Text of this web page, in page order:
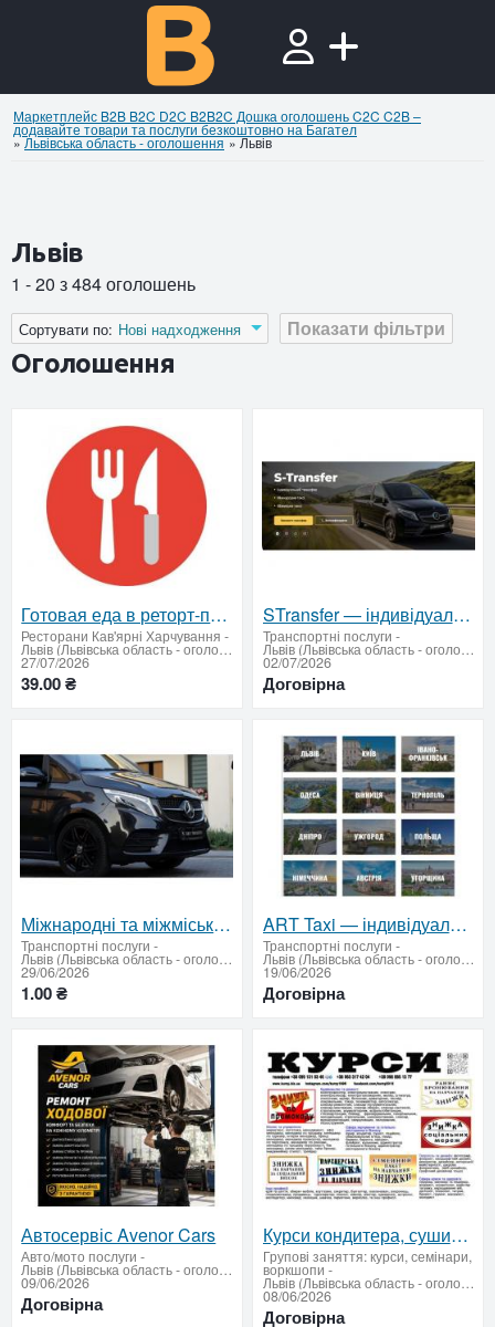
Маркетплейс B2B B2C D2C B2B2C Дошка оголошень C2C C2B –
додавайте товари та послуги безкоштовно на Багател
»Львівська область - оголошення »Львів
Львів
1 - 20 з 484 оголошень
Показати фільтри
Сортувати по: Нові надходження
Оголошення
Готовая еда в реторт-пакетах, от 39 грн.
Ресторани Кав'ярні Харчування -
Львів (Львівська область - оголошення)
27/07/2026
39.00 ₴
STransfer — індивідуальні трансфери по Україні, Європі та Молдові
Транспортні послуги -
Львів (Львівська область - оголошення)
02/07/2026
Договірна
Міжнародні та міжміські трансфери по Україні та Європі
Транспортні послуги -
Львів (Львівська область - оголошення)
29/06/2026
1.00 ₴
ART Taxi — індивідуальні трансфери по Україні та Європі
Транспортні послуги -
Львів (Львівська область - оголошення)
19/06/2026
Договірна
Автосервіс Avenor Cars
Авто/мото послуги -
Львів (Львівська область - оголошення)
09/06/2026
Договірна
Курси кондитера, сушиста, піццеолі, пекаря, бармена, бармта
Групові заняття: курси, семінари,
воркшопи -
Львів (Львівська область - оголошення)
08/06/2026
Договірна